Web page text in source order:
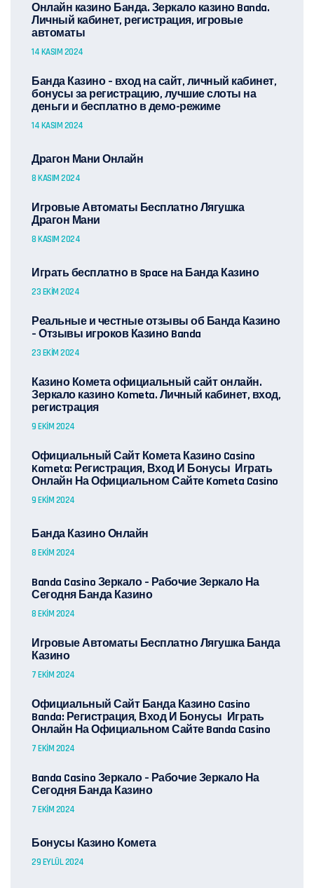
Онлайн казино Банда. Зеркало казино Banda.
Личный кабинет, регистрация, игровые
автоматы
14 KASIM 2024
Банда Казино – вход на сайт, личный кабинет,
бонусы за регистрацию, лучшие слоты на
деньги и бесплатно в демо-режиме
14 KASIM 2024
Драгон Мани Онлайн
8 KASIM 2024
Игровые Автоматы Бесплатно Лягушка
Драгон Мани
8 KASIM 2024
Играть бесплатно в Space на Банда Казино
23 EKIM 2024
Реальные и честные отзывы об Банда Казино
– Отзывы игроков Казино Banda
23 EKIM 2024
Казино Комета официальный сайт онлайн.
Зеркало казино Kometa. Личный кабинет, вход,
регистрация
9 EKIM 2024
Официальный Сайт Комета Казино Casino
Kometa: Регистрация, Вход И Бонусы ️ Играть
Онлайн На Официальном Сайте Kometa Casino
9 EKIM 2024
Банда Казино Онлайн
8 EKIM 2024
Banda Casino Зеркало – Рабочие Зеркало На
Сегодня Банда Казино
8 EKIM 2024
Игровые Автоматы Бесплатно Лягушка Банда
Казино
7 EKIM 2024
Официальный Сайт Банда Казино Casino
Banda: Регистрация, Вход И Бонусы ️ Играть
Онлайн На Официальном Сайте Banda Casino
7 EKIM 2024
Banda Casino Зеркало – Рабочие Зеркало На
Сегодня Банда Казино
7 EKIM 2024
Бонусы Казино Комета
29 EYLÜL 2024